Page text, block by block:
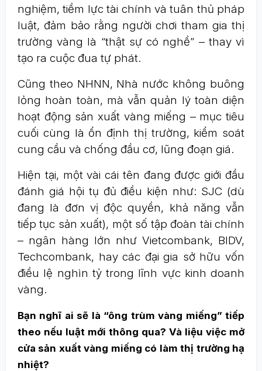
nghiệm, tiềm lực tài chính và tuân thủ pháp
luật, đảm bảo rằng người chơi tham gia thị
trường vàng là “thật sự có nghề” – thay vì
tạo ra cuộc đua tự phát.
Cũng theo NHNN, Nhà nước không buông
lỏng hoàn toàn, mà vẫn quản lý toàn diện
hoạt động sản xuất vàng miếng – mục tiêu
cuối cùng là ổn định thị trường, kiểm soát
cung cầu và chống đầu cơ, lũng đoạn giá.
Hiện tại, một vài cái tên đang được giới đầu
đánh giá hội tụ đủ điều kiện như: SJC (dù
đang là đơn vị độc quyền, khả năng vẫn
tiếp tục sản xuất), một số tập đoàn tài chính
– ngân hàng lớn như Vietcombank, BIDV,
Techcombank, hay các đại gia sở hữu vốn
điều lệ nghìn tỷ trong lĩnh vực kinh doanh
vàng.
Bạn nghĩ ai sẽ là “ông trùm vàng miếng” tiếp
theo nếu luật mới thông qua? Và liệu việc mở
cửa sản xuất vàng miếng có làm thị trường hạ
nhiệt?